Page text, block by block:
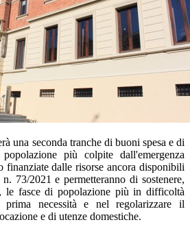
una seconda tranche di buoni spesa e di
più colpite dall'emergenza
finanziate dalle risorse ancora disponibili
73/2021 e permetteranno di sostenere,
le fasce di popolazione più in difficoltà
prima necessità e nel regolarizzare il
e di utenze domestiche.